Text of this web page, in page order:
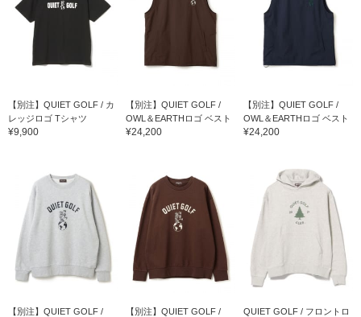
【別注】QUIET GOLF / カ
レッジロゴ Tシャツ
¥9,900
【別注】QUIET GOLF /
OWL＆EARTHロゴ ベスト
¥24,200
【別注】QUIET GOLF /
OWL＆EARTHロゴ ベスト
¥24,200
【別注】QUIET GOLF /
【別注】QUIET GOLF /
QUIET GOLF / フロントロ